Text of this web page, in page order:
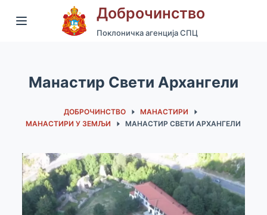
S
Доброчинство
Поклоничка агенција СПЦ
Манастир Свети Архангели
ДОБРОЧИНСТВО
МАНАСТИРИ
МАНАСТИРИ У ЗЕМЉИ
МАНАСТИР СВЕТИ АРХАНГЕЛИ